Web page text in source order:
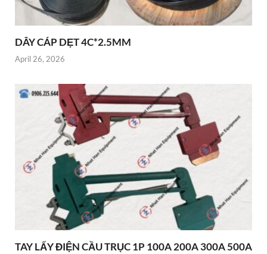
DÂY CÁP DẸT 4C*2.5MM
April 26, 2026
TAY LẤY ĐIỆN CẦU TRỤC 1P 100A 200A 300A 500A